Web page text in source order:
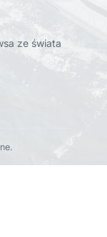
ze świata